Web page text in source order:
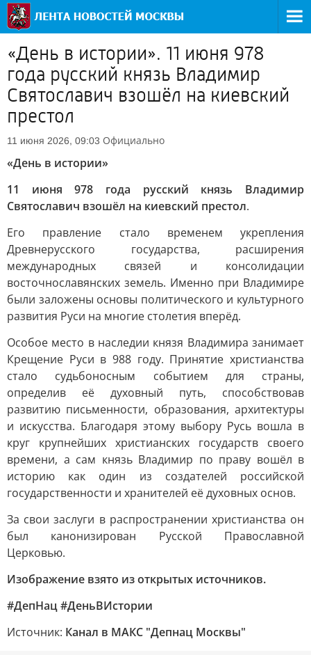
«День в истории». 11 июня 978
года русский князь Владимир
Святославич взошёл на киевский
престол
11 июня 2026, 09:03 Официально
«День в истории»
11 июня 978 года русский князь Владимир
Святославич взошёл на киевский престол.
Его правление стало временем укрепления
Древнерусского государства, расширения
международных связей и консолидации
восточнославянских земель. Именно при Владимире
были заложены основы политического и культурного
развития Руси на многие столетия вперёд.
Особое место в наследии князя Владимира занимает
Крещение Руси в 988 году. Принятие христианства
стало судьбоносным событием для страны,
определив её духовный путь, способствовав
развитию письменности, образования, архитектуры
и искусства. Благодаря этому выбору Русь вошла в
круг крупнейших христианских государств своего
времени, а сам князь Владимир по праву вошёл в
историю как один из создателей российской
государственности и хранителей её духовных основ.
За свои заслуги в распространении христианства он
был канонизирован Русской Православной
Церковью.
Изображение взято из открытых источников.
#ДепНац #ДеньВИстории
Источник: Канал в МАКС "Депнац Москвы"